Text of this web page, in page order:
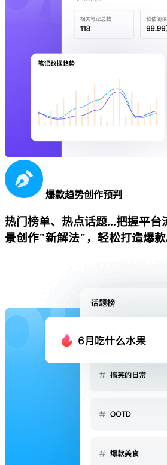
爆款趋势创作预判
热门榜单、热点话题...把握平台
景创作"新解法"，轻松打造爆款